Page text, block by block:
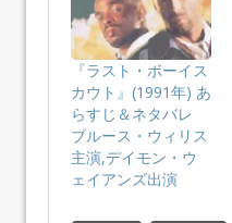
『ラスト・ボーイス
カウト』(1991年) あ
らすじ＆ネタバレ
ブルース・ウィリス
主演,デイモン・ウ
ェイアンズ出演